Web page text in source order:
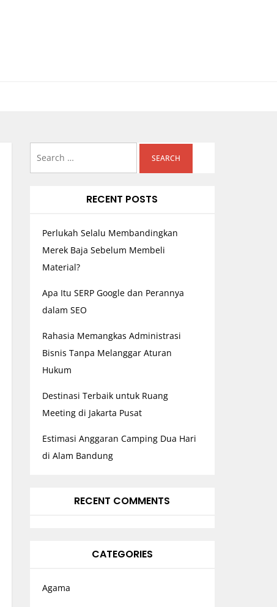
RECENT POSTS
Perlukah Selalu Membandingkan
Merek Baja Sebelum Membeli
Material?
Apa Itu SERP Google dan Perannya
dalam SEO
Rahasia Memangkas Administrasi
Bisnis Tanpa Melanggar Aturan
Hukum
Destinasi Terbaik untuk Ruang
Meeting di Jakarta Pusat
Estimasi Anggaran Camping Dua Hari
di Alam Bandung
RECENT COMMENTS
CATEGORIES
Agama